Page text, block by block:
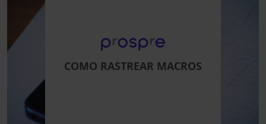
COMO RASTREAR MACROS